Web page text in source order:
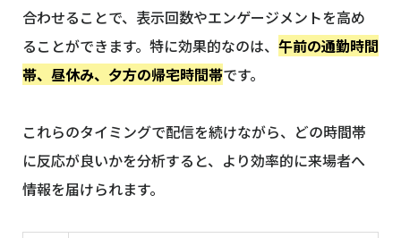
合わせることで、表示回数やエンゲージメントを高め
ることができます。特に効果的なのは、 午前の通勤時間
帯、昼休み、夕方の帰宅時間帯です。
これらのタイミングで配信を続けながら、どの時間帯
に反応が良いかを分析すると、より効率的に来場者へ
情報を届けられます。